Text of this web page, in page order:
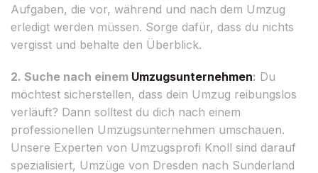
Aufgaben, die vor, während und nach dem Umzug
erledigt werden müssen. Sorge dafür, dass du nichts
vergisst und behalte den Überblick.
2. Suche nach einem Umzugsunternehmen: Du
möchtest sicherstellen, dass dein Umzug reibungslos
verläuft? Dann solltest du dich nach einem
professionellen Umzugsunternehmen umschauen.
Unsere Experten von Umzugsprofi Knoll sind darauf
spezialisiert, Umzüge von Dresden nach Sunderland